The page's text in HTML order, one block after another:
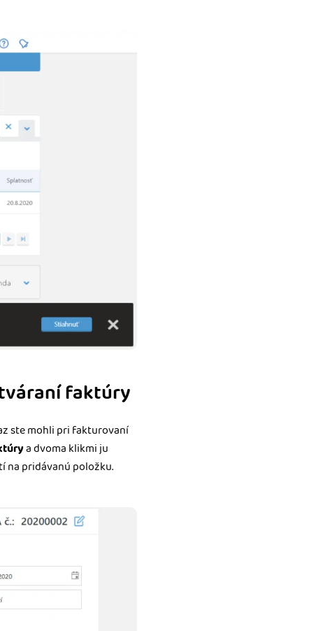
faktúry
ste mohli pri fakturovaní
a dvoma klikmi ju
na pridávanú položku.